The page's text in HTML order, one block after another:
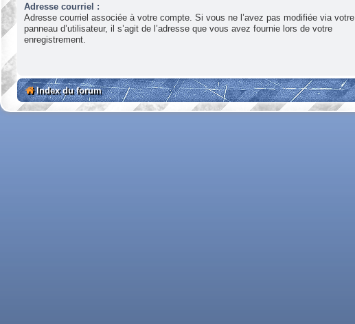
Adresse courriel :
Adresse courriel associée à votre compte. Si vous ne l’avez pas modifiée via votre
panneau d’utilisateur, il s’agit de l’adresse que vous avez fournie lors de votre
enregistrement.
Index du forum